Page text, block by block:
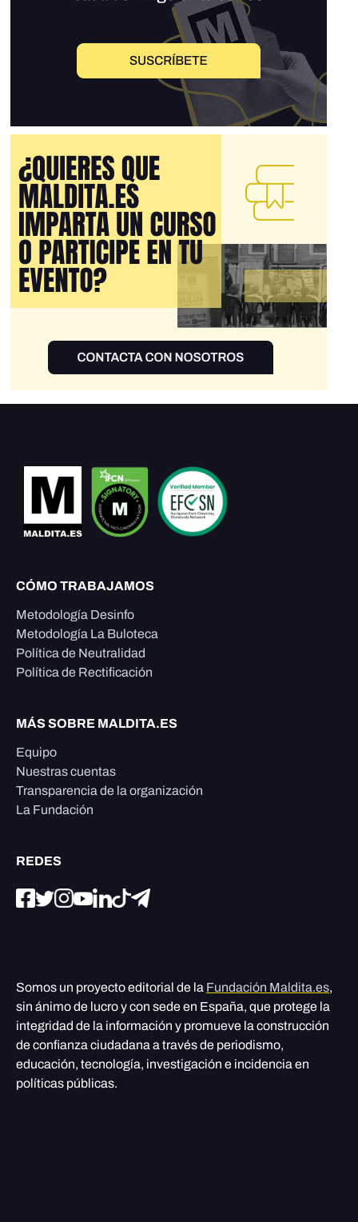
CÓMO TRABAJAMOS
Metodología Desinfo
Metodología La Buloteca
Política de Neutralidad
Política de Rectificación
MÁS SOBRE MALDITA.ES
Equipo
Nuestras cuentas
Transparencia de la organización
La Fundación
REDES
Somos un proyecto editorial de la Fundación Maldita.es,
sin ánimo de lucro y con sede en España, que protege la
integridad de la información y promueve la construcción
de confianza ciudadana a través de periodismo,
educación, tecnología, investigación e incidencia en
políticas públicas.